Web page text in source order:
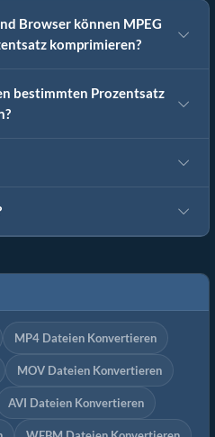
Browser können MPEG
komprimieren?
bestimmten Prozentsatz
MP4 Dateien Konvertieren
MOV Dateien Konvertieren
AVI Dateien Konvertieren